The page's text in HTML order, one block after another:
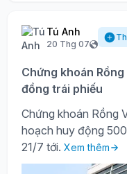
Tú Anh
20 Thg 07
Chứng khoán
đồng trái phiếu
Chứng khoán Rồng
hoạch huy động
21/7 tới. Xem thêm